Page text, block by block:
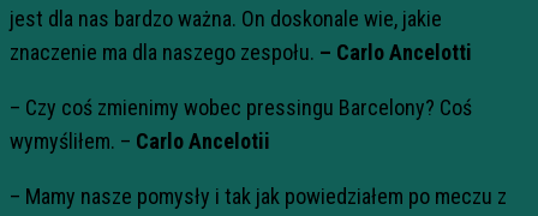
jest dla nas bardzo ważna. On doskonale wie, jakie
znaczenie ma dla naszego zespołu. – Carlo Ancelotti
– Czy coś zmienimy wobec pressingu Barcelony? Coś
wymyśliłem. – Carlo Ancelotii
– Mamy nasze pomysły i tak jak powiedziałem po meczu z